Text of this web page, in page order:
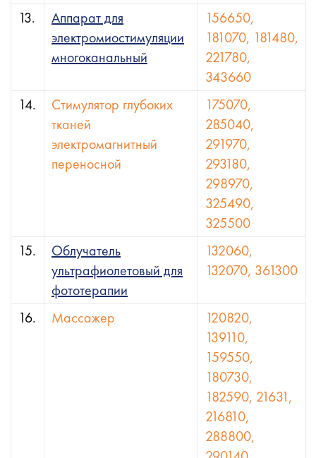
13.
Аппарат для
электромиостимуляции
многоканальный
156650,
181070, 181480,
221780,
343660
14.
Стимулятор глубоких
тканей
электромагнитный
переносной
175070,
285040,
291970,
293180,
298970,
325490,
325500
15.
Облучатель
ультрафиолетовый для
фототерапии
132060,
132070, 361300
16. Массажер
120820,
139110,
159550,
180730,
182590, 21631,
216810,
288800,